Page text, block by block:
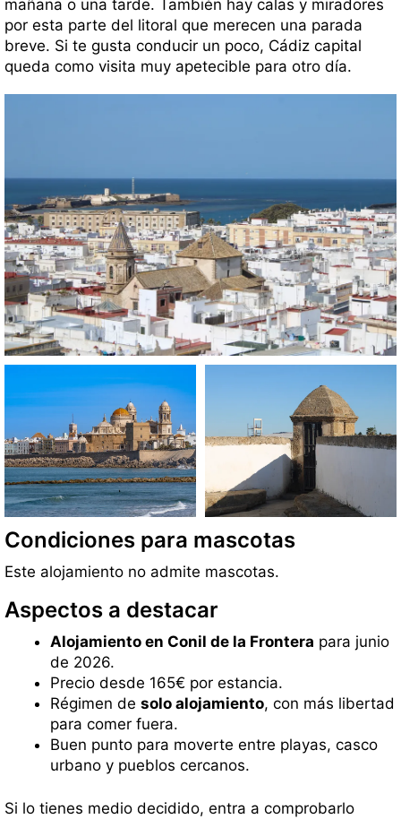
mañana o una tarde. También hay calas y miradores
por esta parte del litoral que merecen una parada
breve. Si te gusta conducir un poco, Cádiz capital
queda como visita muy apetecible para otro día.
Condiciones para mascotas
Este alojamiento no admite mascotas.
Aspectos a destacar
Alojamiento en Conil de la Frontera para junio
de 2026.
Precio desde 165€ por estancia.
Régimen de solo alojamiento, con más libertad
para comer fuera.
Buen punto para moverte entre playas, casco
urbano y pueblos cercanos.
Si lo tienes medio decidido, entra a comprobarlo